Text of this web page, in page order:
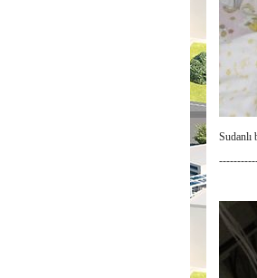
Sudanlı